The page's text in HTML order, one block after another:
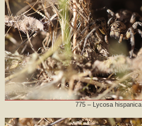
775 – Lycosa hispanica